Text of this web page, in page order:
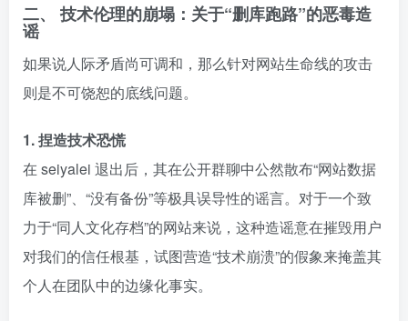
二、 技术伦理的崩塌：关于“删库跑路”的恶毒造
谣
如果说人际矛盾尚可调和，那么针对网站生命线的攻击
则是不可饶恕的底线问题。
1. 捏造技术恐慌
在 seiyalei 退出后，其在公开群聊中公然散布“网站数据
库被删”、“没有备份”等极具误导性的谣言。对于一个致
力于“同人文化存档”的网站来说，这种造谣意在摧毁用户
对我们的信任根基，试图营造“技术崩溃”的假象来掩盖其
个人在团队中的边缘化事实。